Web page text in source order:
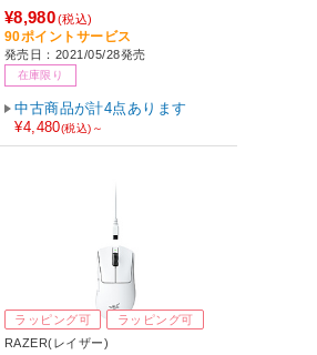
ス) /6ボタン /Bluetooth・US
B］
¥8,980(税込)
90ポイントサービス
発売日：2021/05/28発売
在庫限り
中古商品が計4点あります
¥4,480(税込)～
ラッピング可
ラッピング可
RAZER(レイザー)